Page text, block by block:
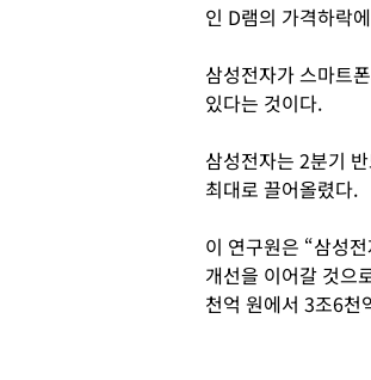
인 D램의 가격하락
삼성전자가 스마트
있다는 것이다.
삼성전자는 2분기
최대로 끌어올렸다.
이 연구원은 “삼성
개선을 이어갈 것으
천억 원에서 3조6천